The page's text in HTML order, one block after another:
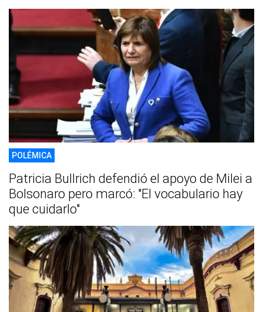
POLÉMICA
Patricia Bullrich defendió el apoyo de Milei a
Bolsonaro pero marcó: "El vocabulario hay
que cuidarlo"